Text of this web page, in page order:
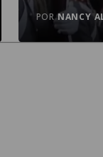
PORNANCY